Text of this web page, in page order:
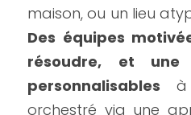
Des équipes
résoudre, et
personnalisables à
orchestré via une